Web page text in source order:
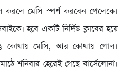
করলে মেসি স্পর্শ করবেন পেলেকে।
হবে একটি নির্দিষ্ট ক্লাবের হয়ে
কোথায় মেসি, আর কোথায় গোল।
শনিবার হেরেই গেছে বার্সেলোনা।